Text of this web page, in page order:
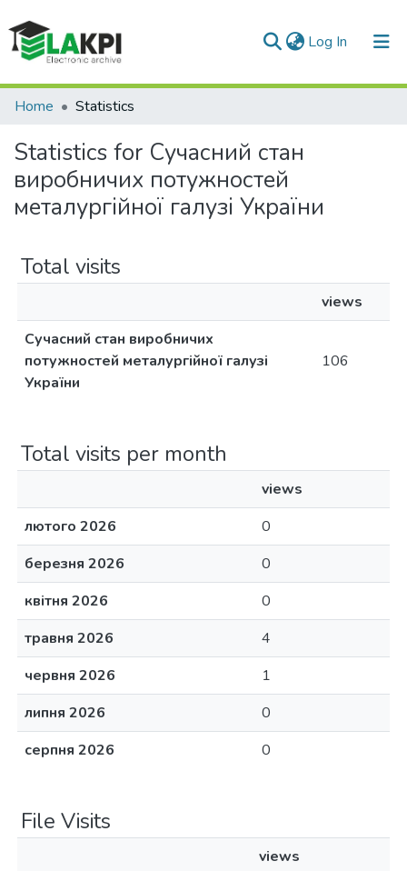
Log In (current)
Communities & Collections
All of DSpace
Home Statistics
Statistics for Сучасний стан
виробничих потужностей
металургійної галузі України
Total visits
views
Сучасний стан виробничих
потужностей металургійної галузі
України
106
Total visits per month
views
лютого 2026
0
березня 2026
0
квітня 2026
0
травня 2026
4
червня 2026
1
липня 2026
0
серпня 2026
0
File Visits
views